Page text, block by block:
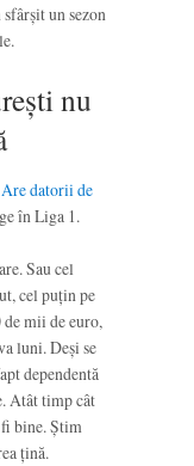
un sezon
nu
Are datorii de
în Liga 1.
Sau cel
cel puțin pe
mii de euro,
luni. Deși se
dependentă
Atât timp cât
bine. Știm
țină.